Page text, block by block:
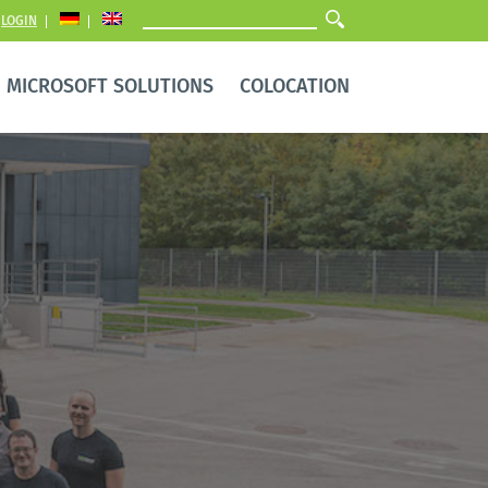
LOGIN
MICROSOFT SOLUTIONS COLOCATION